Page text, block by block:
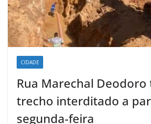
CIDADE
Rua Marechal Deodoro
trecho interditado a
segunda-feira